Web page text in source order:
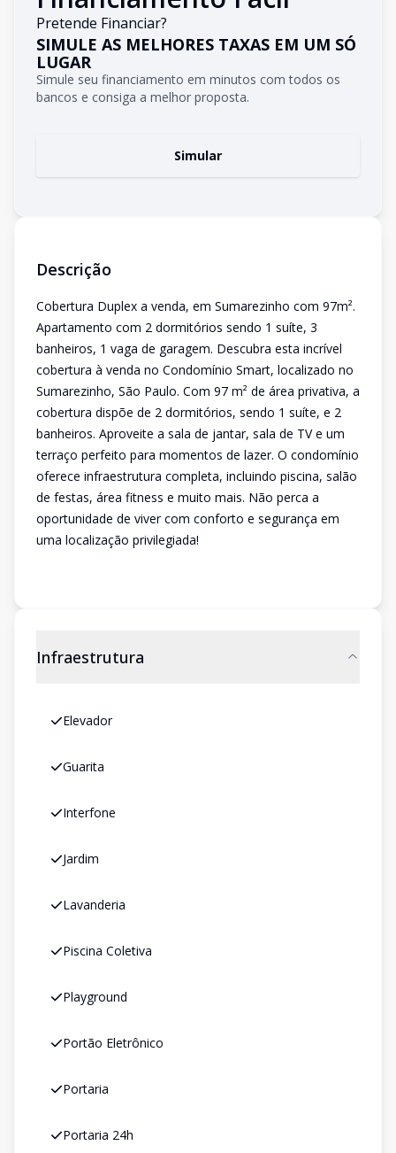
Pretende Financiar?
SIMULE AS MELHORES TAXAS EM UM SÓ
LUGAR
Simule seu financiamento em minutos com todos os
bancos e consiga a melhor proposta.
Simular
Descrição
Cobertura Duplex a venda, em Sumarezinho com 97m².
Apartamento com 2 dormitórios sendo 1 suíte, 3
banheiros, 1 vaga de garagem. Descubra esta incrível
cobertura à venda no Condomínio Smart, localizado no
Sumarezinho, São Paulo. Com 97 m² de área privativa, a
cobertura dispõe de 2 dormitórios, sendo 1 suíte, e 2
banheiros. Aproveite a sala de jantar, sala de TV e um
terraço perfeito para momentos de lazer. O condomínio
oferece infraestrutura completa, incluindo piscina, salão
de festas, área fitness e muito mais. Não perca a
oportunidade de viver com conforto e segurança em
uma localização privilegiada!
Infraestrutura
Elevador
Guarita
Interfone
Jardim
Lavanderia
Piscina Coletiva
Playground
Portão Eletrônico
Portaria
Portaria 24h